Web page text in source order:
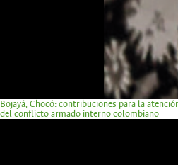
Bojayá, Chocó: contribuciones para la
del conflicto armado interno colombiano